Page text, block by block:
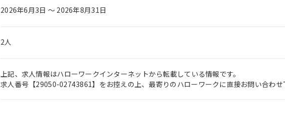
2026年6月3日 〜 2026年8月31日
2人
上記、求人情報はハローワークインターネットから転載している情報です。
求人番号【29050-02743861】をお控えの上、最寄りのハローワークに直接お問い合わせ